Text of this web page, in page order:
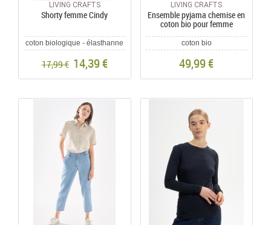
LIVING CRAFTS
Shorty femme Cindy
coton biologique - élasthanne
17,99 € 14,39 €
LIVING CRAFTS
Ensemble pyjama chemise en
coton bio pour femme
coton bio
49,99 €